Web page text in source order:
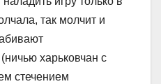
так молчит и
харьковчан с
стечением